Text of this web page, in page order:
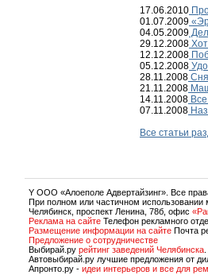
17.06.2010
01.07.2009
04.05.2009
29.12.2008
12.12.2008
05.12.2008
28.11.2008
21.11.2008
14.11.2008
07.11.2008
Все статьи
Y OOO «Алоеполе Адвертайзинг». Все
При полном или частичном использовании
Челябинск, проспект Ленина, 78б, офис
Реклама на сайте Телефон рекламного
Размещение информации на сайте Почта
Предложение о сотрудничестве
Выбирай.ру рейтинг заведений Челябинска
Автовыбирай.ру лучшие предложения от
Апронто.ру - идеи интерьеров и все для